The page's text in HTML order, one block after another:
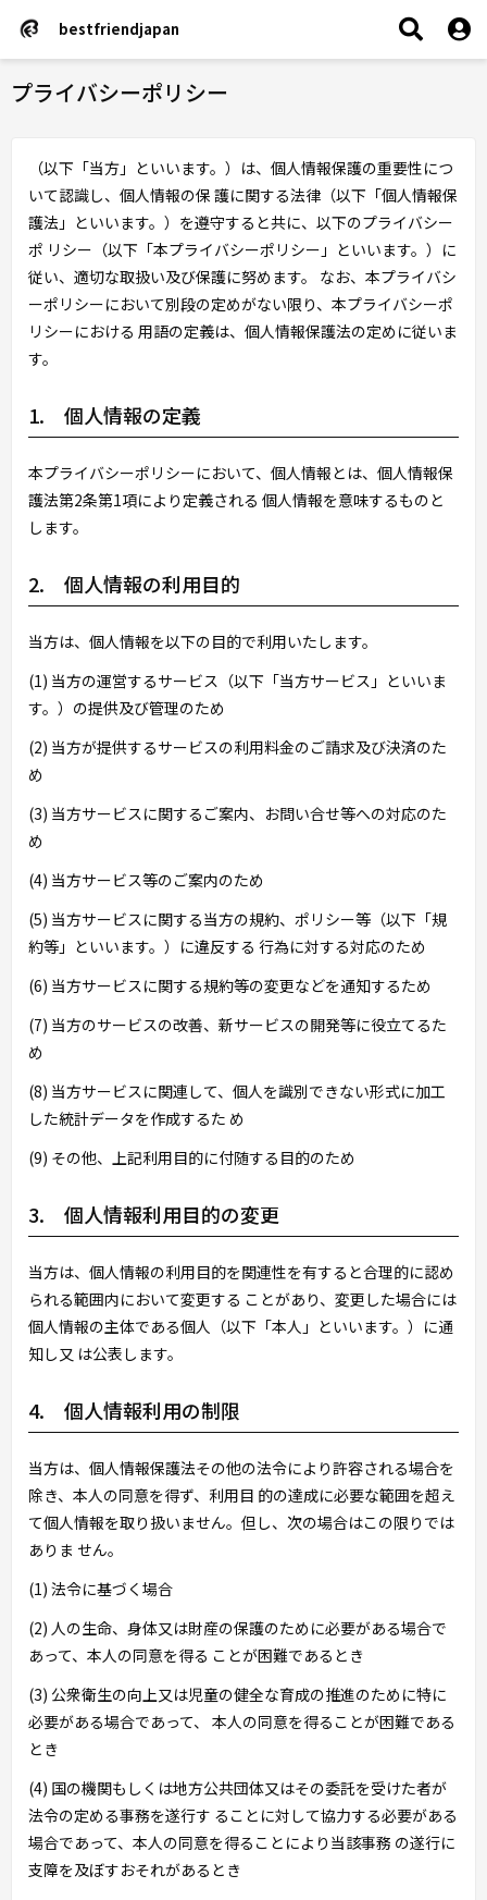
bestfriendjapan
プライバシーポリシー
（以下「当方」といいます。）は、個人情報保護の重要性につ
いて認識し、個人情報の保 護に関する法律（以下「個人情報保
護法」といいます。）を遵守すると共に、以下のプライバシー
ポ リシー（以下「本プライバシーポリシー」といいます。）に
従い、適切な取扱い及び保護に努めます。 なお、本プライバシ
ーポリシーにおいて別段の定めがない限り、本プライバシーポ
リシーにおける 用語の定義は、個人情報保護法の定めに従いま
す。
1. 個人情報の定義
本プライバシーポリシーにおいて、個人情報とは、個人情報保
護法第2条第1項により定義される 個人情報を意味するものと
します。
2. 個人情報の利用目的
当方は、個人情報を以下の目的で利用いたします。
(1) 当方の運営するサービス（以下「当方サービス」といいま
す。）の提供及び管理のため
(2) 当方が提供するサービスの利用料金のご請求及び決済のた
め
(3) 当方サービスに関するご案内、お問い合せ等への対応のた
め
(4) 当方サービス等のご案内のため
(5) 当方サービスに関する当方の規約、ポリシー等（以下「規
約等」といいます。）に違反する 行為に対する対応のため
(6) 当方サービスに関する規約等の変更などを通知するため
(7) 当方のサービスの改善、新サービスの開発等に役立てるた
め
(8) 当方サービスに関連して、個人を識別できない形式に加工
した統計データを作成するた め
(9) その他、上記利用目的に付随する目的のため
3. 個人情報利用目的の変更
当方は、個人情報の利用目的を関連性を有すると合理的に認め
られる範囲内において変更する ことがあり、変更した場合には
個人情報の主体である個人（以下「本人」といいます。）に通
知し又 は公表します。
4. 個人情報利用の制限
当方は、個人情報保護法その他の法令により許容される場合を
除き、本人の同意を得ず、利用目 的の達成に必要な範囲を超え
て個人情報を取り扱いません。但し、次の場合はこの限りでは
ありま せん。
(1) 法令に基づく場合
(2) 人の生命、身体又は財産の保護のために必要がある場合で
あって、本人の同意を得る ことが困難であるとき
(3) 公衆衛生の向上又は児童の健全な育成の推進のために特に
必要がある場合であって、 本人の同意を得ることが困難である
とき
(4) 国の機関もしくは地方公共団体又はその委託を受けた者が
法令の定める事務を遂行す ることに対して協力する必要がある
場合であって、本人の同意を得ることにより当該事務 の遂行に
支障を及ぼすおそれがあるとき